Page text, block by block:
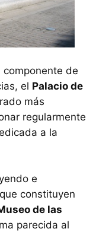
componente de
el Palacio de
más
regularmente
a la
e
constituyen
de las
parecida al